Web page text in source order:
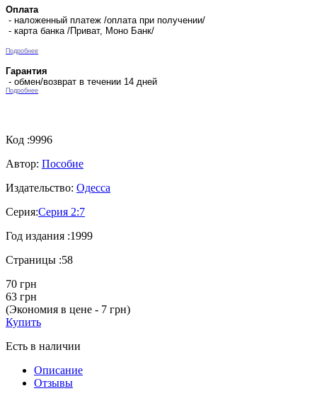
Оплата
- наложенный платеж /оплата при получении/
- карта банка /Приват, Моно Банк/
Подробнее
Гарантия
- обмен/возврат в течении 14 дней
Подробнее
Код :9996
Автор: Пособие
Издательство: Одесса
Серия:Серия 2:7
Год издания :1999
Страницы :58
70 грн
63 грн
(Экономия в цене - 7 грн)
Купить
Есть в наличии
Описание
Отзывы